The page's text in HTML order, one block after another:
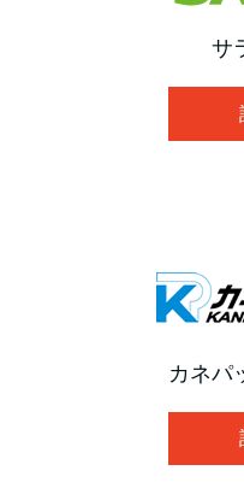
サ
カネパ